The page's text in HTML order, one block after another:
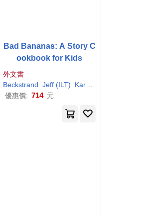
/ Hollenbach
Bad Bananas: A Story C
ookbook for Kids
外文書
Beckstrand Jeff (ILT) Karl
優惠價: 714 元